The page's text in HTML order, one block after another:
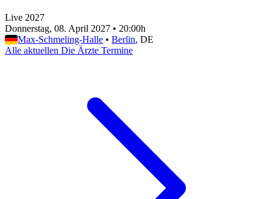
Live 2027
Donnerstag, 08. April 2027 • 20:00h
Max-Schmeling-Halle • Berlin, DE
Alle aktuellen Die Ärzte Termine